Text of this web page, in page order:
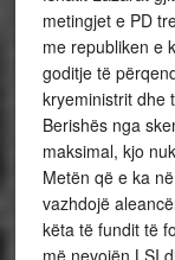
metingjet e PD
me republiken e
goditje të
kryeministrit dhe
Berishës nga
maksimal, kjo
Metën që e ka
vazhdojë
këta të fundit të
më nevojën LSI